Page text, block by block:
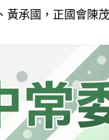
承國，正國會陳